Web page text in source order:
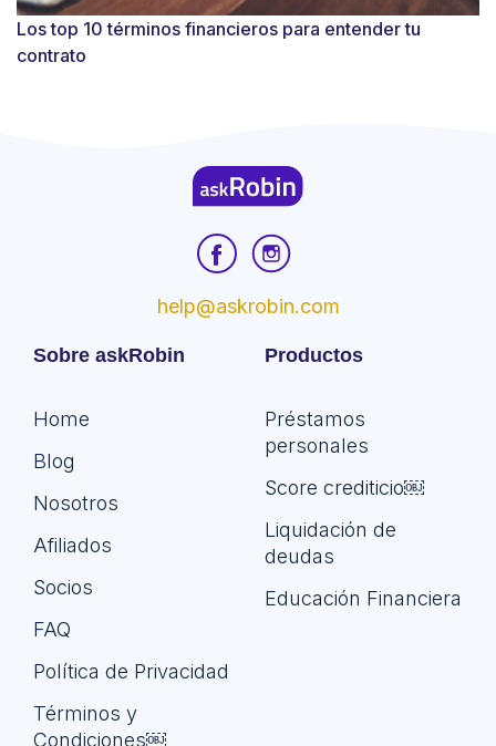
Los top 10 términos financieros para entender tu
contrato
Sobre askRobin
Home
Blog
Nosotros
Afiliados
Socios
FAQ
Política de Privacidad
Términos y
Condiciones￼
Productos
Préstamos
personales
Score crediticio￼
Liquidación de
deudas
Educación Financiera
help@askrobin.com